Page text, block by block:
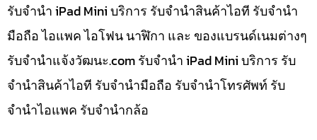
รับจำนำ iPad Mini บริการ รับจำนำสินค้าไอที รับจำนำ
มือถือ ไอแพค ไอโฟน นาฬิกา และ ของแบรนด์เนมต่างๆ
รับจํานําแจ้งวัฒนะ.com รับจำนำ iPad Mini บริการ รับ
จำนำสินค้าไอที รับจำนำมือถือ รับจำนำโทรศัพท์ รับ
จำนำไอแพค รับจำนำกล้อ